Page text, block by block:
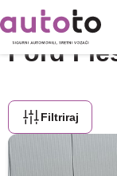
Naslovnica
Ford
Filtriraj